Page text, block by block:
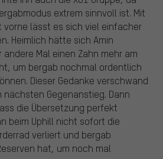
extrem sinnvoll ist. Mit
vorne lässt es sich viel einfacher
Heimlich hätte sich Amin
Mal einen Zahn mehr am
um bergab nochmal ordentlich
Dieser Gedanke verschwand
Gegenanstieg. Dann
die Übersetzung perfekt
beim Uphill nicht sofort die
verliert und bergab
hat, um noch mal